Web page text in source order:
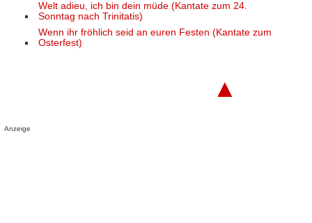
Welt adieu, ich bin dein müde (Kantate zum 24.
Sonntag nach Trinitatis)
Wenn ihr fröhlich seid an euren Festen (Kantate zum
Osterfest)
▲
Anzeige